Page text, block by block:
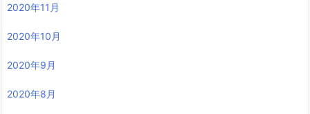
2020年11月
2020年10月
2020年9月
2020年8月